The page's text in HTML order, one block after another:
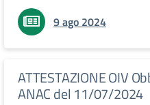
9 ago 2024
ATTESTAZIONE OIV
ANAC del 11/07/2024